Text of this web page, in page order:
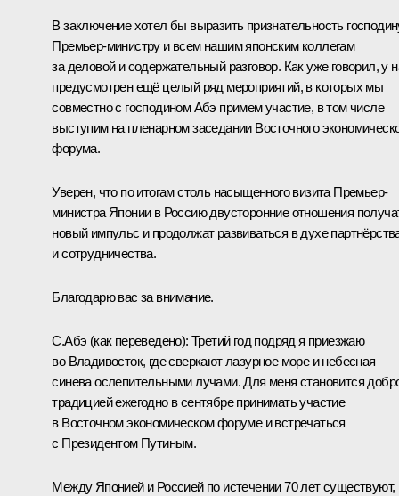
В заключение хотел бы выразить признательность
Премьер-министру и всем нашим японским коллегам
за деловой и содержательный разговор. Как уже говорил, у
предусмотрен ещё целый ряд мероприятий, в которых мы
совместно с господином Абэ примем участие, в том числе
выступим на пленарном заседании Восточного
форума.
Уверен, что по итогам столь насыщенного визита Премьер-
министра Японии в Россию двусторонние отношения
новый импульс и продолжат развиваться в духе
и сотрудничества.
Благодарю вас за внимание.
С.Абэ (как переведено): Третий год подряд я приезжаю
во Владивосток, где сверкают лазурное море и небесная
синева ослепительными лучами. Для меня становится
традицией ежегодно в сентябре принимать участие
в Восточном экономическом форуме и встречаться
с Президентом Путиным.
Между Японией и Россией по истечении 70 лет существуют,